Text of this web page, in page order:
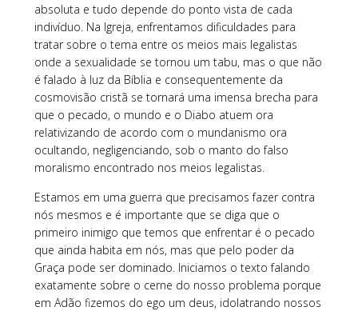
absoluta e tudo depende do ponto vista de cada
indivíduo. Na Igreja, enfrentamos dificuldades para
tratar sobre o tema entre os meios mais legalistas
onde a sexualidade se tornou um tabu, mas o que não
é falado à luz da Bíblia e consequentemente da
cosmovisão cristã se tornará uma imensa brecha para
que o pecado, o mundo e o Diabo atuem ora
relativizando de acordo com o mundanismo ora
ocultando, negligenciando, sob o manto do falso
moralismo encontrado nos meios legalistas.
Estamos em uma guerra que precisamos fazer contra
nós mesmos e é importante que se diga que o
primeiro inimigo que temos que enfrentar é o pecado
que ainda habita em nós, mas que pelo poder da
Graça pode ser dominado. Iniciamos o texto falando
exatamente sobre o cerne do nosso problema porque
em Adão fizemos do ego um deus, idolatrando nossos